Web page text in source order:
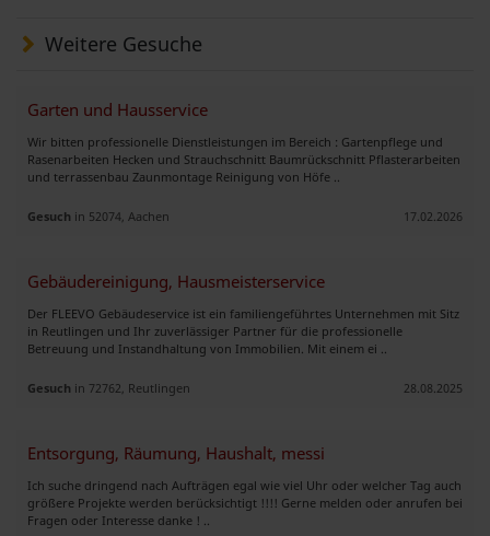
Weitere Gesuche
Garten und Hausservice
Wir bitten professionelle Dienstleistungen im Bereich : Gartenpflege und
Rasenarbeiten Hecken und Strauchschnitt Baumrückschnitt Pflasterarbeiten
und terrassenbau Zaunmontage Reinigung von Höfe ..
Gesuch in 52074, Aachen 17.02.2026
Gebäudereinigung, Hausmeisterservice
Der FLEEVO Gebäudeservice ist ein familiengeführtes Unternehmen mit Sitz
in Reutlingen und Ihr zuverlässiger Partner für die professionelle
Betreuung und Instandhaltung von Immobilien. Mit einem ei ..
Gesuch in 72762, Reutlingen 28.08.2025
Entsorgung, Räumung, Haushalt, messi
Ich suche dringend nach Aufträgen egal wie viel Uhr oder welcher Tag auch
größere Projekte werden berücksichtigt !!!! Gerne melden oder anrufen bei
Fragen oder Interesse danke ! ..